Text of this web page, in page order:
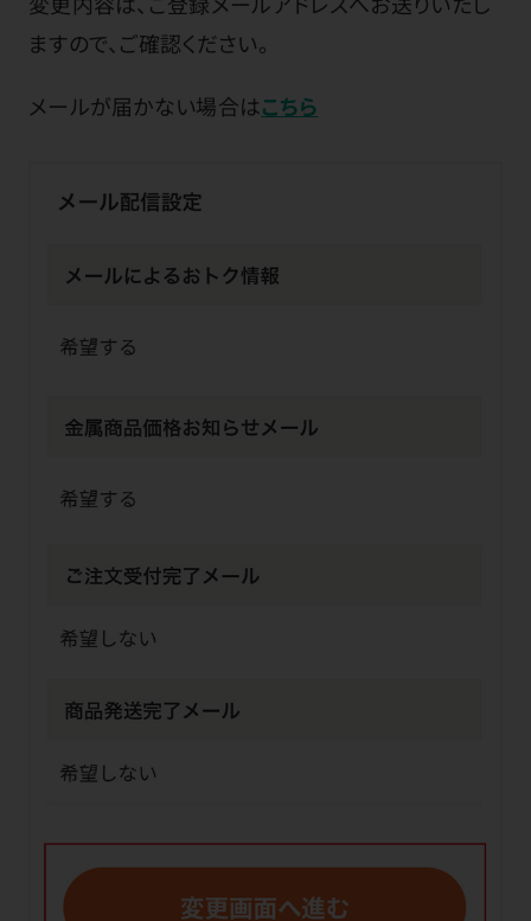
ますので、ご確認ください。
メールが届かない場合はこちら